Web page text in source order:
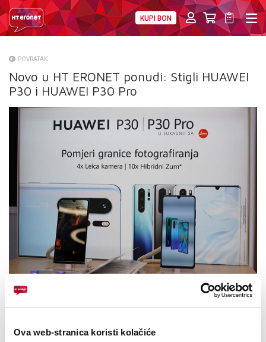
Ova web-stranica koristi kolačiće
KUPI BON
O NAMA
NATJEČAJI
VELEPRODAJA
KONTAKTI
MOJ PROFIL
E-RAČUN
PODRŠKA
TELEFONSKI IMENIK
POVRATAK
Novo u HT ERONET ponudi: Stigli HUAWEI
P30 i HUAWEI P30 Pro
05.04.2019.
HT ERONET i Huawei su, na ekskluzivnoj promociji u
P30 i HUAWEI P30 Pro. Tako je HT ERONET svojim